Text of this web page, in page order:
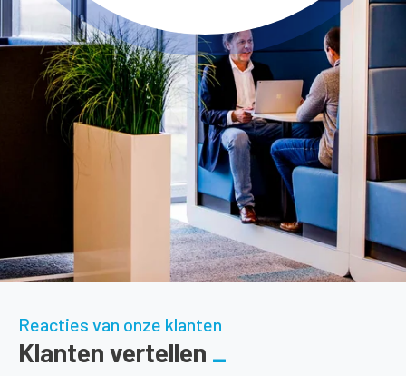
Reacties van onze klanten
Klanten vertellen